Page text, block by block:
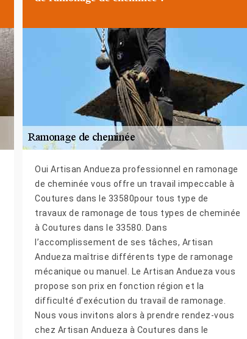
Oui Artisan Andueza professionnel en ramonage
de cheminée vous offre un travail impeccable à
Coutures dans le 33580pour tous type de
travaux de ramonage de tous types de cheminée
à Coutures dans le 33580. Dans
l’accomplissement de ses tâches, Artisan
Andueza maîtrise différents type de ramonage
mécanique ou manuel. Le Artisan Andueza vous
propose son prix en fonction région et la
difficulté d’exécution du travail de ramonage.
Nous vous invitons alors à prendre rendez-vous
chez Artisan Andueza à Coutures dans le